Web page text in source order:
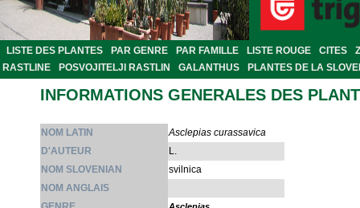
LISTE DES PLANTES PAR GENRE PAR FAMILLE LISTE ROUGE CITES
RASTLINE
POSVOJITELJI RASTLIN GALANTHUS PLANTES DE LA
INFORMATIONS GENERALES DES
NOM LATIN
Asclepias curassavica
D'AUTEUR
L.
NOM SLOVENIAN
svilnica
NOM ANGLAIS